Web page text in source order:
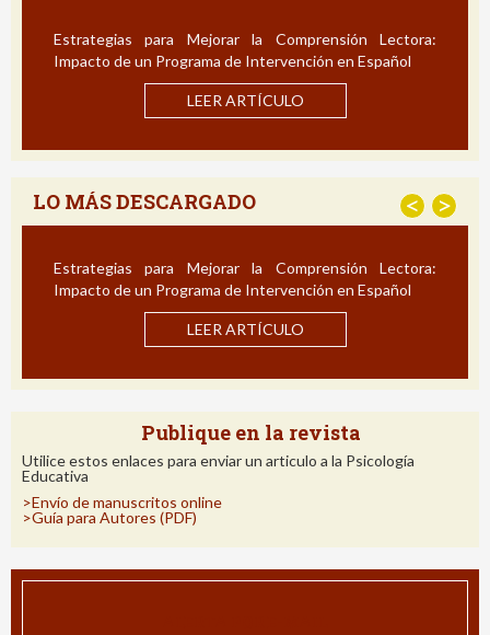
Estrategias para Mejorar la Comprensión Lectora:
Impacto de un Programa de Intervención en Español
LEER ARTÍCULO
LO MÁS DESCARGADO < >
Estrategias para Mejorar la Comprensión Lectora:
Impacto de un Programa de Intervención en Español
LEER ARTÍCULO
Publique en la revista
Utilice estos enlaces para enviar un articulo a la Psicología
Educativa
>Envío de manuscritos online
>Guía para Autores (PDF)